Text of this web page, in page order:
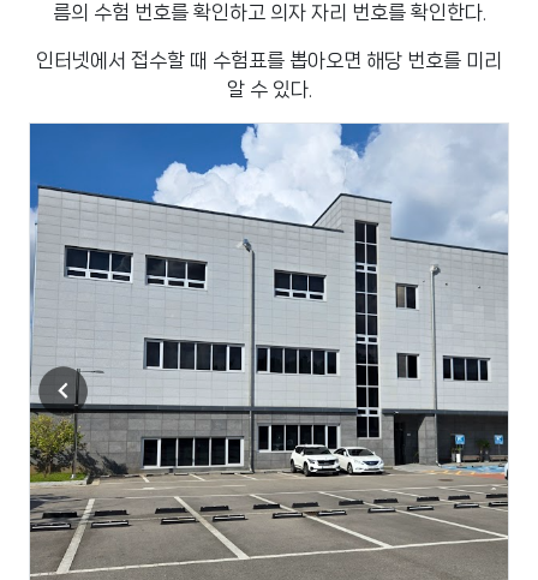
름의 수험 번호를 확인하고 의자 자리 번호를 확인한다.
인터넷에서 접수할 때 수험표를 뽑아오면 해당 번호를 미리
알 수 있다.